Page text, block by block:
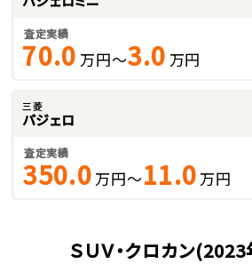
査定実績
70.0 万円～3.0 万円
三菱
パジェロ
査定実績
350.0 万円～11.0 万円
ＳＵＶ・クロカン